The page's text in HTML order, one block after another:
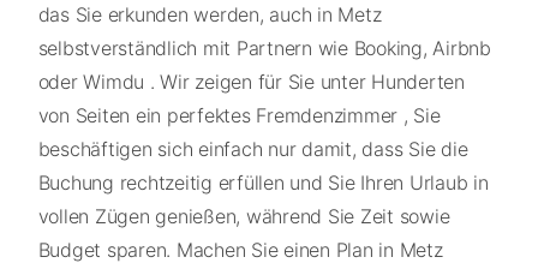
das Sie erkunden werden, auch in Metz
selbstverständlich mit Partnern wie Booking, Airbnb
oder Wimdu . Wir zeigen für Sie unter Hunderten
von Seiten ein perfektes Fremdenzimmer , Sie
beschäftigen sich einfach nur damit, dass Sie die
Buchung rechtzeitig erfüllen und Sie Ihren Urlaub in
vollen Zügen genießen, während Sie Zeit sowie
Budget sparen. Machen Sie einen Plan in Metz